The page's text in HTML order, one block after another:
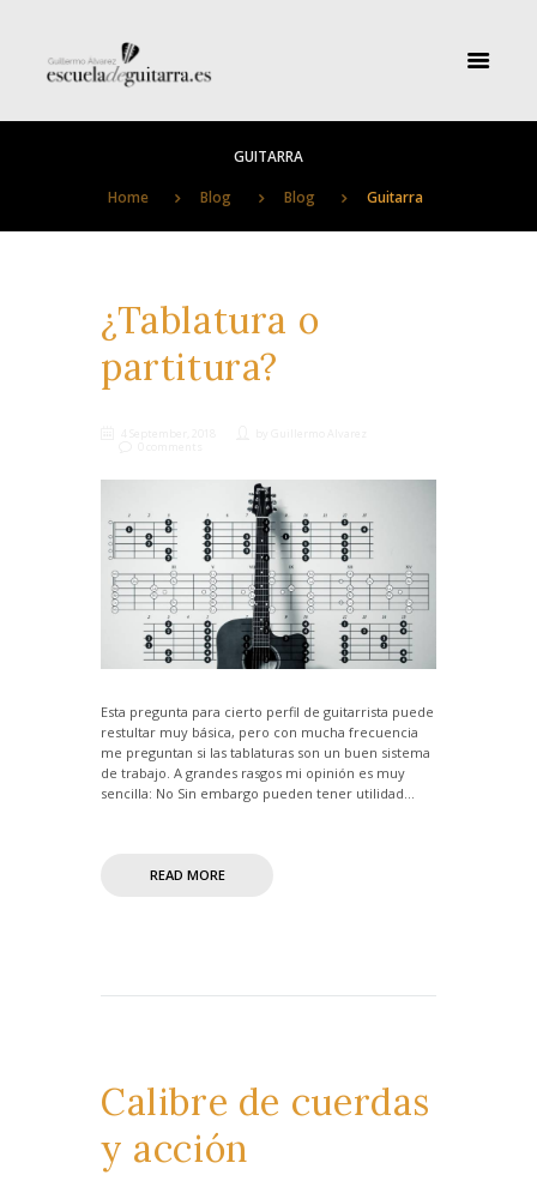
GUITARRA
Home Blog Blog Guitarra
¿Tablatura o
partitura?
Esta pregunta para cierto perfil de guitarrista puede
restultar muy básica, pero con mucha frecuencia
me preguntan si las tablaturas son un buen sistema
de trabajo. A grandes rasgos mi opinión es muy
sencilla: No Sin embargo pueden tener utilidad...
READ MORE
Calibre de cuerdas
y acción